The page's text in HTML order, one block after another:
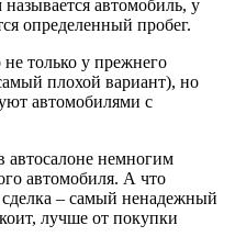
автомобиль, у
определенный пробег.
только у прежнего
плохой вариант), но
автомобилями с
немногим
автомобиля. А что
сделка – самый ненадежный
лучше от покупки